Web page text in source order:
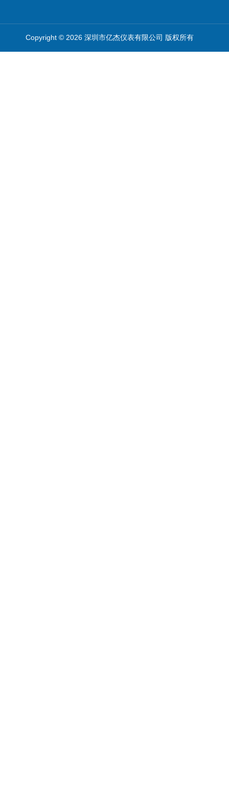
Copyright © 2026 深圳市亿杰仪表有限公司 版权所有